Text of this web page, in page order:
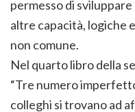
permesso di sviluppare
altre capacità, logiche
non comune.
Nel quarto libro della
“Tre numero
colleghi si trovano ad